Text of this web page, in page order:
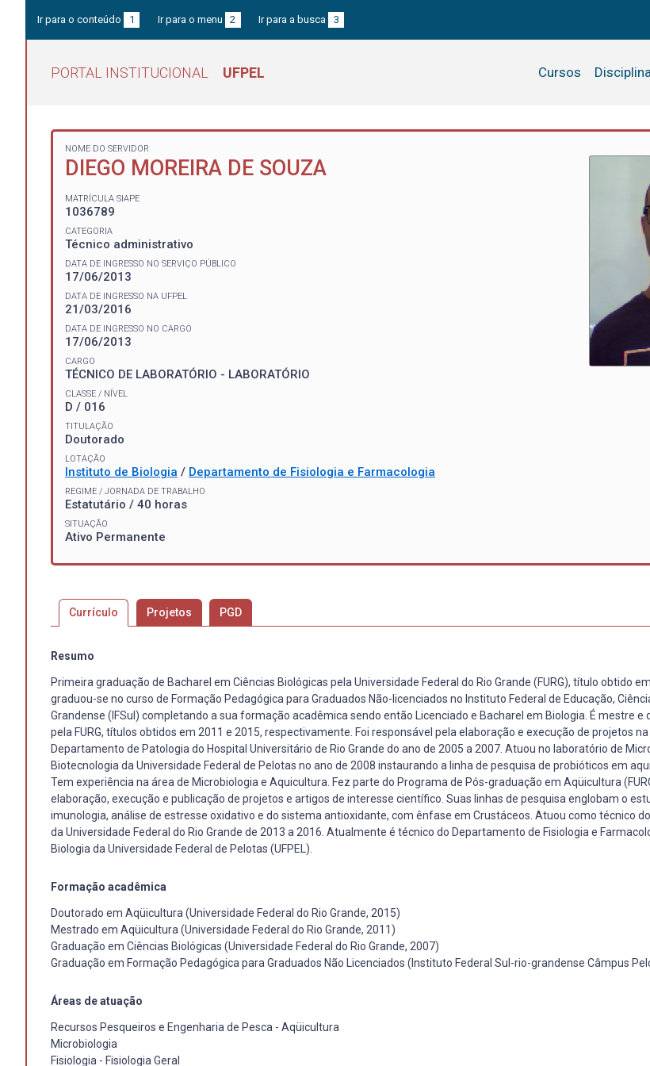
Ir para o conteúdo 1 Ir para o menu 2 Ir para a busca 3
PORTAL INSTITUCIONAL UFPEL Cursos
NOME DO SERVIDOR
DIEGO MOREIRA DE SOUZA
MATRÍCULA SIAPE
1036789
CATEGORIA
Técnico administrativo
DATA DE INGRESSO NO SERVIÇO PÚBLICO
17/06/2013
DATA DE INGRESSO NA UFPEL
21/03/2016
DATA DE INGRESSO NO CARGO
17/06/2013
CARGO
TÉCNICO DE LABORATÓRIO - LABORATÓRIO
CLASSE / NÍVEL
D / 016
TITULAÇÃO
Doutorado
LOTAÇÃO
Instituto de Biologia / Departamento de Fisiologia e Farmacologia
REGIME / JORNADA DE TRABALHO
Estatutário / 40 horas
SITUAÇÃO
Ativo Permanente
Currículo Projetos PGD
Resumo
Primeira graduação de Bacharel em Ciências Biológicas pela Universidade Federal do Rio Grande (FURG), título obtido
graduou-se no curso de Formação Pedagógica para Graduados Não-licenciados no Instituto Federal de Educação,
Grandense (IFSul) completando a sua formação acadêmica sendo então Licenciado e Bacharel em Biologia. É mestre
pela FURG, títulos obtidos em 2011 e 2015, respectivamente. Foi responsável pela elaboração e execução de projetos
Departamento de Patologia do Hospital Universitário de Rio Grande do ano de 2005 a 2007. Atuou no laboratório de
Biotecnologia da Universidade Federal de Pelotas no ano de 2008 instaurando a linha de pesquisa de probióticos em
Tem experiência na área de Microbiologia e Aquicultura. Fez parte do Programa de Pós-graduação em Aqüicultura
elaboração, execução e publicação de projetos e artigos de interesse científico. Suas linhas de pesquisa englobam o
imunologia, análise de estresse oxidativo e do sistema antioxidante, com ênfase em Crustáceos. Atuou como técnico
da Universidade Federal do Rio Grande de 2013 a 2016. Atualmente é técnico do Departamento de Fisiologia e
Biologia da Universidade Federal de Pelotas (UFPEL).
Formação acadêmica
Doutorado em Aqüicultura (Universidade Federal do Rio Grande, 2015)
Mestrado em Aqüicultura (Universidade Federal do Rio Grande, 2011)
Graduação em Ciências Biológicas (Universidade Federal do Rio Grande, 2007)
Graduação em Formação Pedagógica para Graduados Não Licenciados (Instituto Federal Sul-rio-grandense Câmpus
Áreas de atuação
Recursos Pesqueiros e Engenharia de Pesca - Aqüicultura
Microbiologia
Fisiologia - Fisiologia Geral